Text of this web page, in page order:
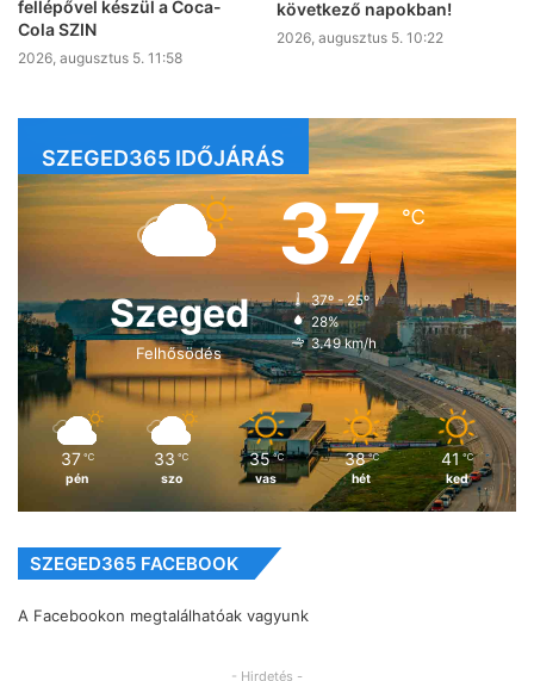
fellépővel készül a Coca-
Cola SZIN
2026, augusztus 5. 11:58
következő napokban!
2026, augusztus 5. 10:22
SZEGED365 IDŐJÁRÁS
Szeged
Felhősödés
37℃
37º - 25º
28%
3.49 km/h
37 ℃
pén
33 ℃
szo
35 ℃
vas
38 ℃
hét
41 ℃
ked
SZEGED365 FACEBOOK
A Facebookon megtalálhatóak vagyunk
- Hirdetés -